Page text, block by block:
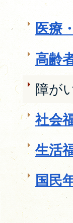
医療
高齢
障が
社会
生活
国民